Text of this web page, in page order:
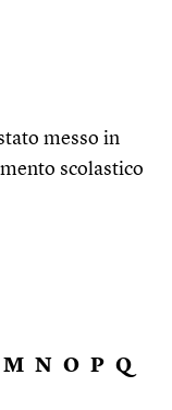
messo in
scolastico
M N O P Q